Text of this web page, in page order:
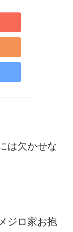
は欠かせな
ジロ家お抱